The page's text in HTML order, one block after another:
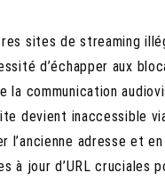
sites de streaming
d’échapper aux
la communication
devient inaccessible
l’ancienne adresse et
à jour d’URL